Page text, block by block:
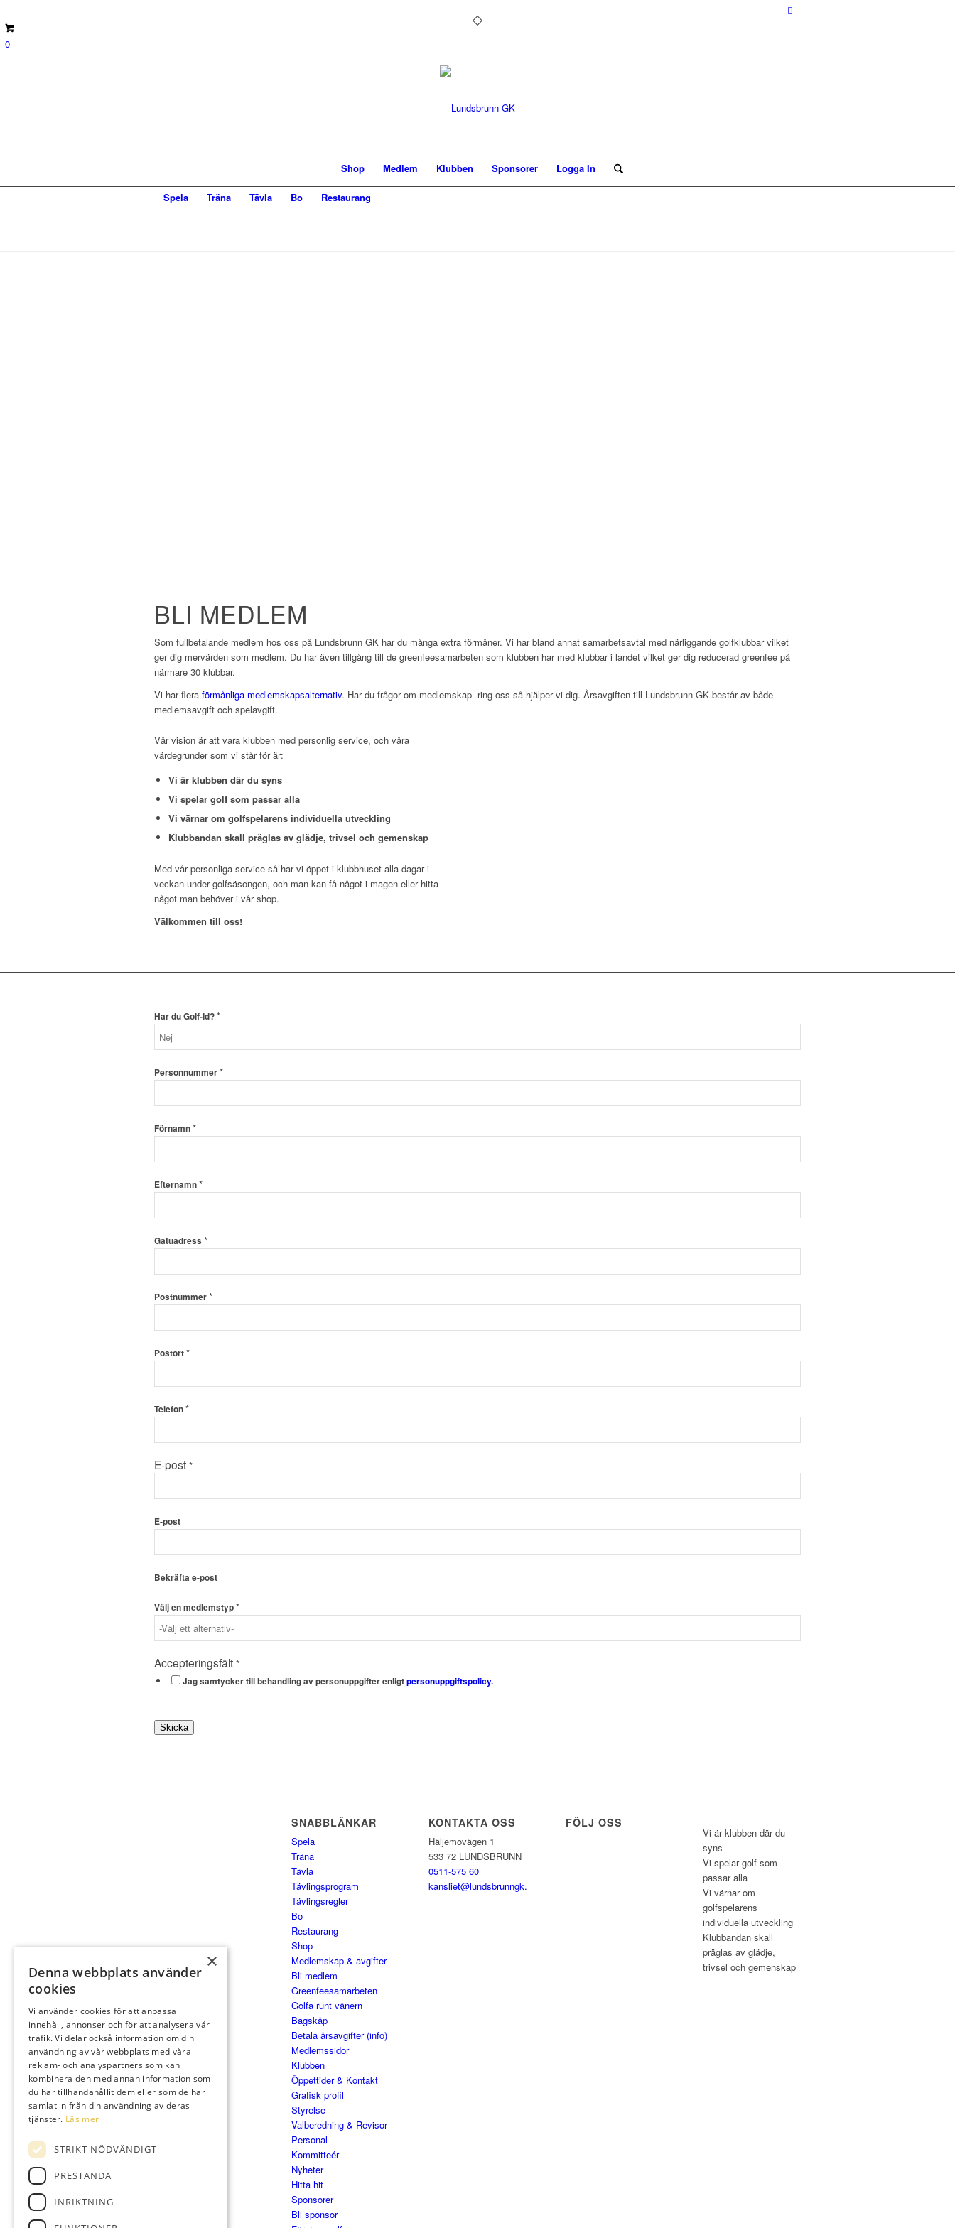
0
Shop Medlem Klubben Sponsorer Logga In
Spela Träna Tävla Bo Restaurang
BLI MEDLEM
Som fullbetalande medlem hos oss på Lundsbrunn GK har du många extra förmåner. Vi har bland annat samarbetsavtal med närliggande golfklubbar vilket
ger dig mervärden som medlem. Du har även tillgång till de greenfeesamarbeten som klubben har med klubbar i landet vilket ger dig reducerad greenfee på
närmare 30 klubbar.
Vi har flera förmånliga medlemskapsalternativ. Har du frågor om medlemskap ring oss så hjälper vi dig. Årsavgiften till Lundsbrunn GK består av både
medlemsavgift och spelavgift.
Vår vision är att vara klubben med personlig service, och våra
värdegrunder som vi står för är:
Vi är klubben där du syns
Vi spelar golf som passar alla
Vi värnar om golfspelarens individuella utveckling
Klubbandan skall präglas av glädje, trivsel och gemenskap
Med vår personliga service så har vi öppet i klubbhuset alla dagar i
veckan under golfsäsongen, och man kan få något i magen eller hitta
något man behöver i vår shop.
Välkommen till oss!
Har du Golf-Id?*
Personnummer*
Förnamn*
Efternamn*
Gatuadress *
Postnummer*
Postort*
Golf-
du
Telefon*
E-post *
E-post
Bekräfta e-post
Välj en medlemstyp*
Accepteringsfält *
Jag samtycker till behandling av personuppgifter enligtpersonuppgiftspolicy.
Skicka
SNABBLÄNKAR
Spela
Träna
Tävla
Tävlingsprogram
Tävlingsregler
Bo
Restaurang
Shop
Medlemskap & avgifter
Bli medlem
Greenfeesamarbeten
Golfa runt vänern
Bagskåp
Betala årsavgifter (info)
Medlemssidor
Klubben
Öppettider & Kontakt
Grafisk profil
Styrelse
Valberedning & Revisor
Personal
Kommitteér
Nyheter
Hitta hit
Sponsorer
Bli sponsor
KONTAKTA OSS
Häljemovägen 1
533 72 LUNDSBRUNN
0511-575 60
kansliet@lundsbrunngk.com
FÖLJ OSS
Vi är klubben där du
syns
Vi spelar golf som
passar alla
Vi värnar om
golfspelarens
individuella utveckling
Klubbandan skall
präglas av glädje,
trivsel och gemenskap
×
Denna webbplats använder
cookies
Vi använder cookies för att anpassa
innehåll, annonser och för att analysera vår
trafik. Vi delar också information om din
användning av vår webbplats med våra
reklam- och analyspartners som kan
kombinera den med annan information som
du har tillhandahållit dem eller som de har
samlat in från din användning av deras
tjänster. Läs mer
STRIKT NÖDVÄNDIGT
PRESTANDA
INRIKTNING